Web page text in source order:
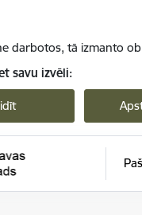
darbotos, tā izmanto
savu izvēli: